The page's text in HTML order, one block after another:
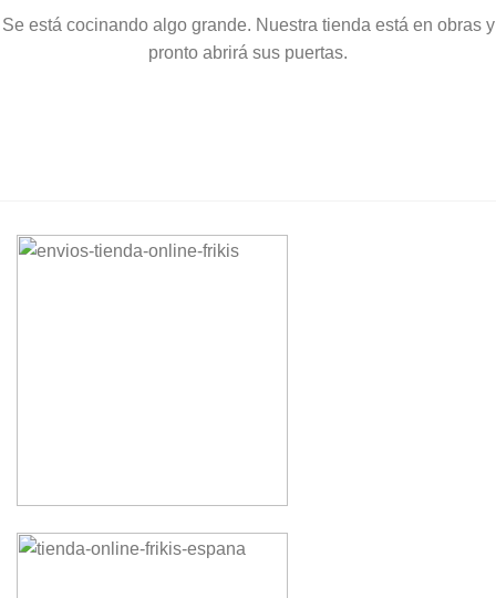
Se está cocinando algo grande. Nuestra tienda está en obras y
pronto abrirá sus puertas.